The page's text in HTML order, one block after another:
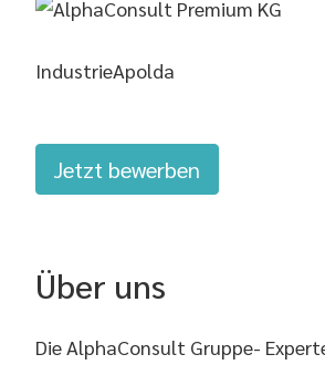
IndustrieApolda
Jetzt bewerben
Über uns
Die AlphaConsult Gruppe-